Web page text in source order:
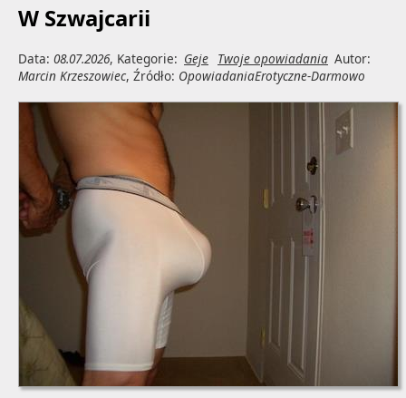
W Szwajcarii
Data: 08.07.2026, Kategorie: Geje Twoje opowiadania Autor:
Marcin Krzeszowiec, Źródło: OpowiadaniaErotyczne-Darmowo